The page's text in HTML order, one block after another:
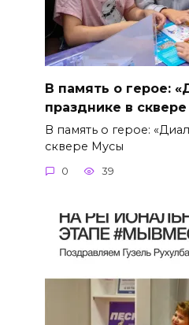
В память о герое:
празднике в
В память о герое:
сквере Мусы
0 39